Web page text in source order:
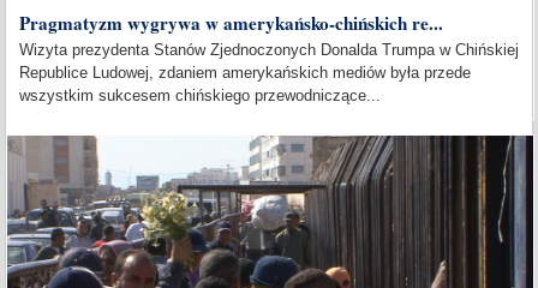
Pragmatyzm wygrywa w amerykańsko-chińskich re...
Wizyta prezydenta Stanów Zjednoczonych Donalda Trumpa w Chińskiej
Republice Ludowej, zdaniem amerykańskich mediów była przede
wszystkim sukcesem chińskiego przewodniczące...